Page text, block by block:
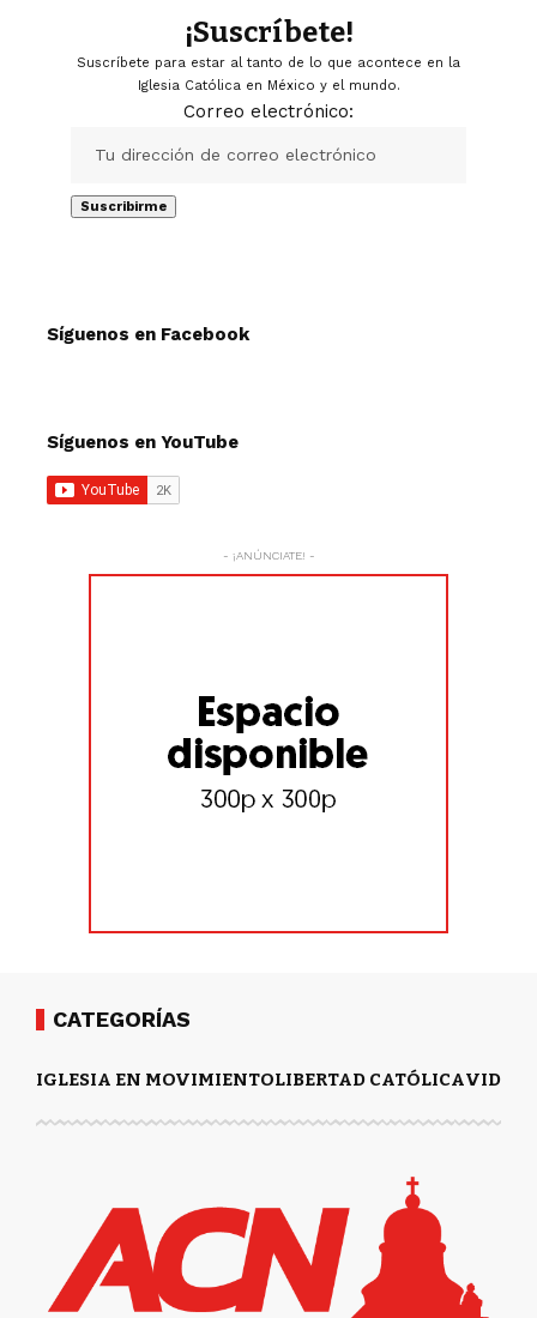
¡Suscríbete!
Suscríbete para estar al tanto de lo que acontece en la
Iglesia Católica en México y el mundo.
Correo electrónico:
Síguenos en Facebook
Síguenos en YouTube
- ¡ANÚNCIATE! -
CATEGORÍAS
IGLESIA EN MOVIMIENTOLIBERTAD CATÓLICAVIDA